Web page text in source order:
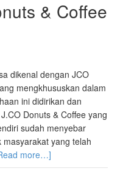
& Coffee
dikenal dengan JCO
mengkhususkan dalam
ini didirikan dan
Donuts & Coffee yang
sudah menyebar
yang telah
more…]